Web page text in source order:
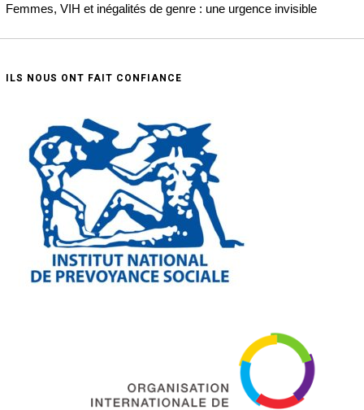
Femmes, VIH et inégalités de genre : une urgence invisible
ILS NOUS ONT FAIT CONFIANCE